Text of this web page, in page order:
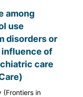
among
use
disorders or
of
care
(Frontiers in